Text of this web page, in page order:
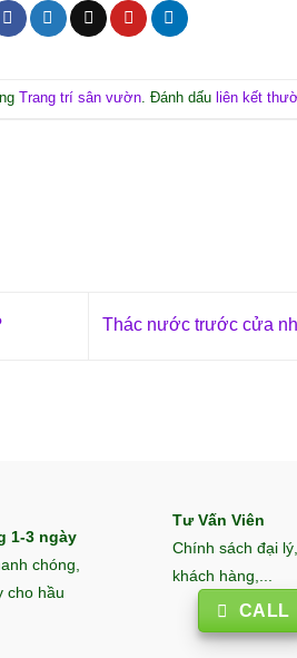
Trang trí sân vườn. Đánh dấu liên kết
Thác nước trước cửa
1-3 ngày
chóng,
cho hầu
Tư Vấn Viên
Chính sách đại
khách hàng,...
CALL